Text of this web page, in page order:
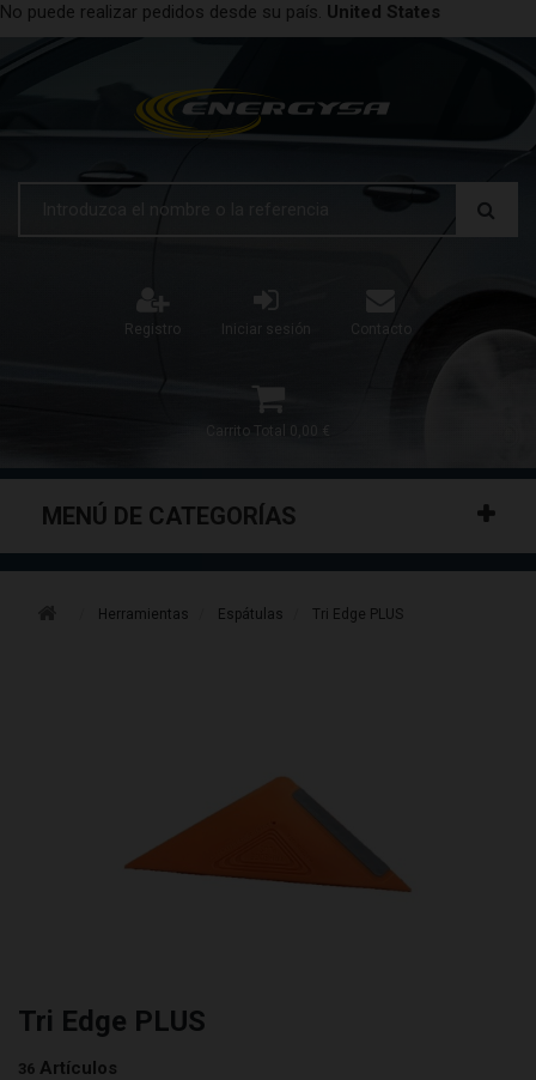
No puede realizar pedidos desde su país. United States
Registro Iniciar sesión Contacto
Carrito Total 0,00 €
MENÚ DE CATEGORÍAS
Herramientas Espátulas Tri Edge PLUS
Tri Edge PLUS
36 Artículos